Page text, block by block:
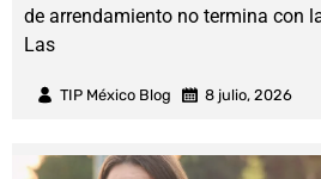
TIP México Blog 8 julio, 2026
de arrendamiento no termina con
Las